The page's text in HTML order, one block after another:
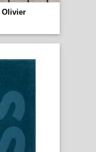
Olivier